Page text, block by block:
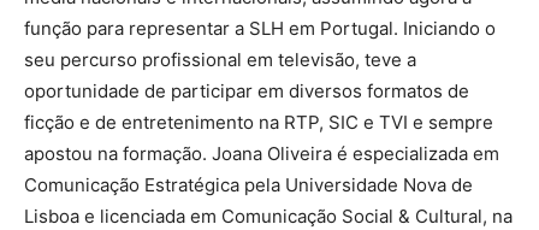
função para representar a SLH em Portugal. Iniciando o
seu percurso profissional em televisão, teve a
oportunidade de participar em diversos formatos de
ficção e de entretenimento na RTP, SIC e TVI e sempre
apostou na formação. Joana Oliveira é especializada em
Comunicação Estratégica pela Universidade Nova de
Lisboa e licenciada em Comunicação Social & Cultural, na